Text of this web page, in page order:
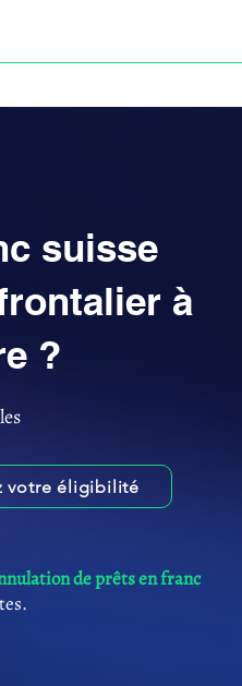
suisse
à
?
votre éligibilité
de prêts en franc